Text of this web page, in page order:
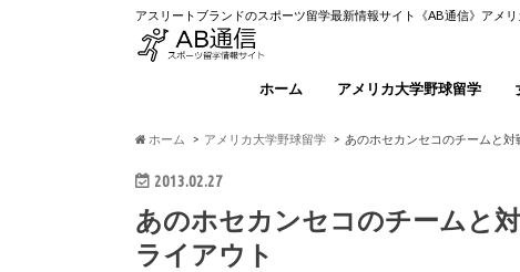
アスリートブランドのスポーツ留学最新情報サイト《AB通信》アメ
ホーム アメリカ大学野球留学
ホーム アメリカ大学野球留学 あのホセカンセコのチームと
2013.02.27
あのホセカンセコのチームと
ライアウト